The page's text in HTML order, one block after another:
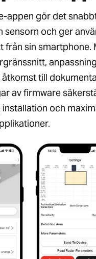
appen gör det
sensorn och ger
från sin smartphone.
till
av firmware
och